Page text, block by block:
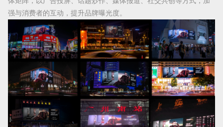
强与消费者的互动，提升品牌曝光度。